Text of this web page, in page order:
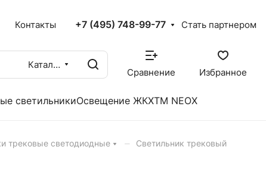
Контакты +7 (495) 748-99-77 Стать партнером
Каталог
Сравнение Избранное
светильникиОсвещение ЖКХTM NEOX
трековые светодиодные –
Светильник трековый